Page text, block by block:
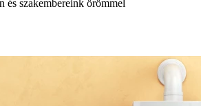
és szakembereink örömmel